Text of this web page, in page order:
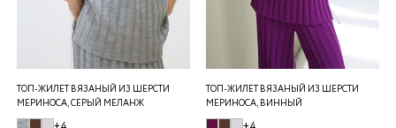
ТОП-ЖИЛЕТ ВЯЗАНЫЙ ИЗ ШЕРСТИ
МЕРИНОСА, СЕРЫЙ МЕЛАНЖ
ТОП-ЖИЛЕТ ВЯЗАНЫЙ ИЗ ШЕРСТИ
МЕРИНОСА, ВИННЫЙ